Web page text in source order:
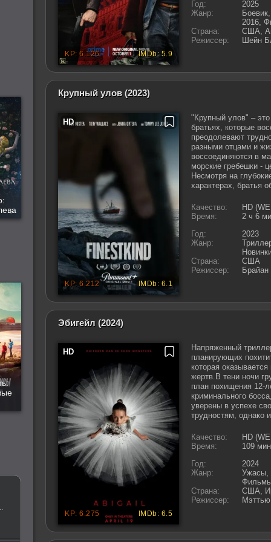
Год:
2025
Жанр:
2016,
Страна:
США,
Режиссер:
Шейн
Крупный улов(2023)
"Крупный улов" –
братьях, которые
преодолевают
разными отцами и
воссоединяются в
морские гребешки -
Несмотря на
характерах, братья
Качество:
HD
Время:
2 ч 6
Год:
2023
Жанр:
Страна:
США
Режиссер:
Эбигейл (2024)
Напряженный
планирующих
которая
жертв.В тени ночи
план похищения 12-
криминального
уверены в успехе
трудностям, однако
Качество:
HD
Время:
109
Год:
2024
Жанр:
Ужасы,
Фильмы
Страна:
США,
Режиссер: